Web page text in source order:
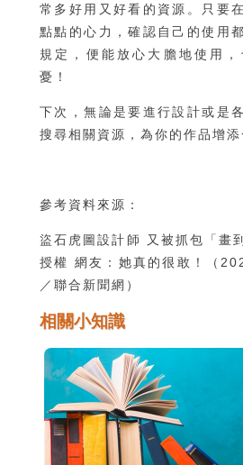
常多好用又好看的資源。只要
點點的心力，確認自己的使用
規定，便能放心大膽地使用
憂！
下次，無論是要進行設計或是
搜尋相關資源，為你的作品增添
參考資料來源：
盜石虎圖設計師 又被抓包「畫
授權 網友：她真的很敢！
（
／聯合新聞網）
相關小知識